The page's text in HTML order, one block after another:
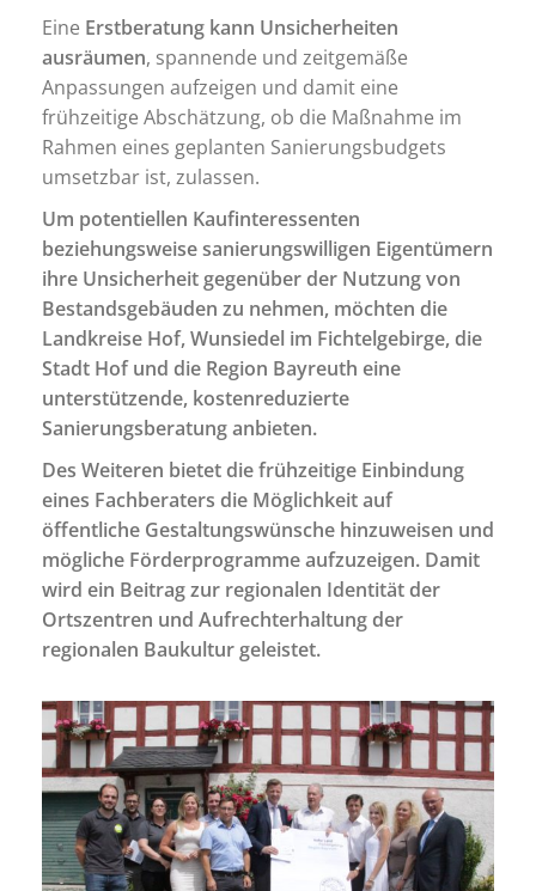
Eine Erstberatung kann Unsicherheiten
ausräumen, spannende und zeitgemäße
Anpassungen aufzeigen und damit eine
frühzeitige Abschätzung, ob die Maßnahme im
Rahmen eines geplanten Sanierungsbudgets
umsetzbar ist, zulassen.
Um potentiellen Kaufinteressenten
beziehungsweise sanierungswilligen Eigentümern
ihre Unsicherheit gegenüber der Nutzung von
Bestandsgebäuden zu nehmen, möchten die
Landkreise Hof, Wunsiedel im Fichtelgebirge, die
Stadt Hof und die Region Bayreuth eine
unterstützende, kostenreduzierte
Sanierungsberatung anbieten.
Des Weiteren bietet die frühzeitige Einbindung
eines Fachberaters die Möglichkeit auf
öffentliche Gestaltungswünsche hinzuweisen und
mögliche Förderprogramme aufzuzeigen. Damit
wird ein Beitrag zur regionalen Identität der
Ortszentren und Aufrechterhaltung der
regionalen Baukultur geleistet.